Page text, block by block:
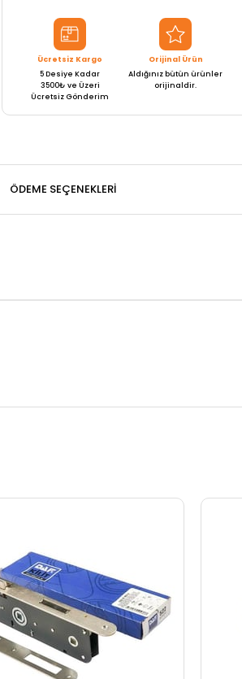
Ücretsiz Kargo
5 Desiye Kadar
3500₺ ve Üzeri
Ücretsiz Gönderim
Orijinal Ürün
Aldığınız bütün ürünler
orijinaldir.
ÖDEME SEÇENEKLERI